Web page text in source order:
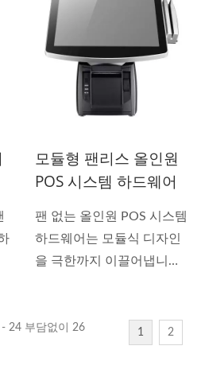
모듈형 팬리스 올인원
POS 시스템 하드웨어
팬 없는 올인원 POS 시스템
하드웨어는 모듈식 디자인
을 극한까지 이끌어냅니
24 부담없이 26 1 2